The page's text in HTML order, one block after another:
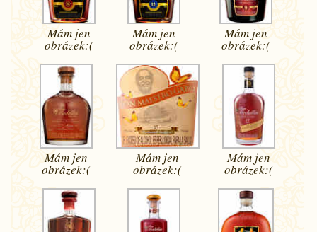
Mám jen
obrázek:(
Mám jen
obrázek:(
Mám jen
obrázek:(
Mám jen
obrázek:(
Mám jen
obrázek:(
Mám jen
obrázek:(